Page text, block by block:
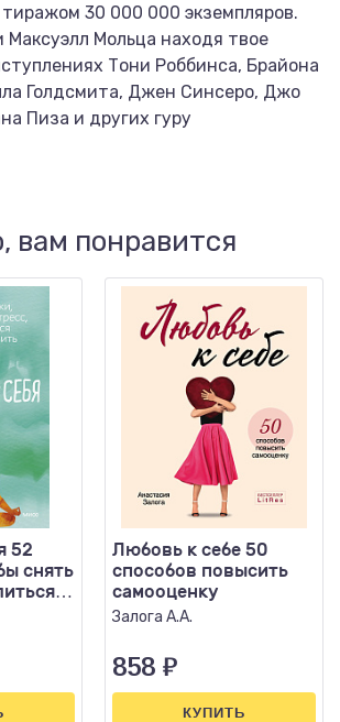
30 000 000 экземпляров.
Максуэлл Мольца находя твое
Тони Роббинса, Брайона
Голдсмита, Джен Синсеро, Джо
Пиза и других гуру
вам понравится
52
снять
и
Любовь к себе 50
способов повысить
самооценку
Залога А.А.
858 ₽
КУПИТЬ